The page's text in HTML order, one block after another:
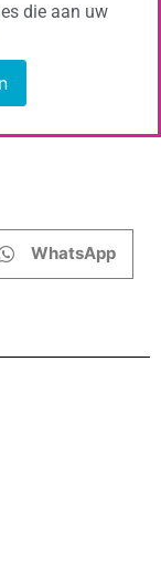
die aan uw
WhatsApp